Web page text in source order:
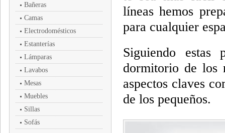
Bañeras
Camas
Electrodomésticos
Estanterías
Lámparas
Lavabos
Mesas
Muebles
Sillas
Sofás
líneas hemos
para cualquier
Siguiendo
dormitorio de los
aspectos claves
de los pequeños.